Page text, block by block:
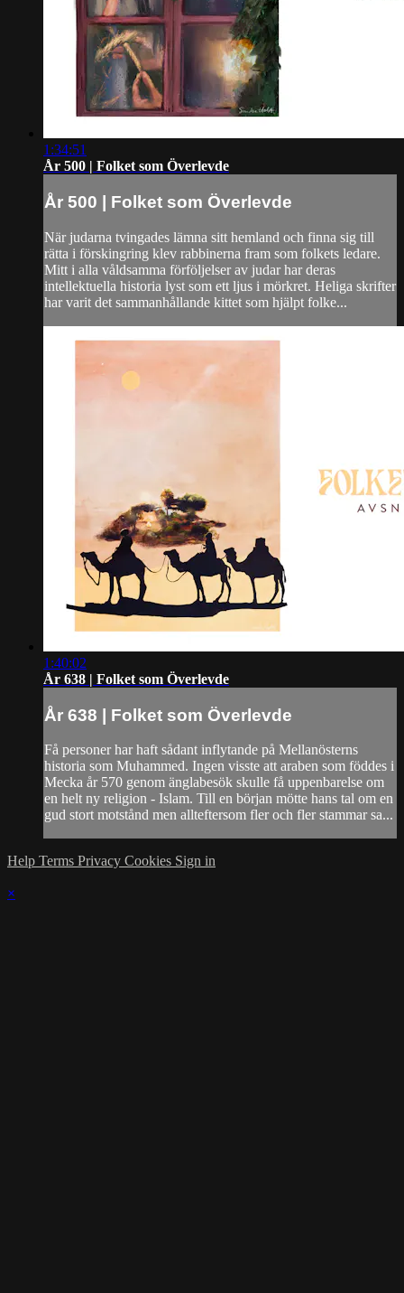
1:34:51
År 500 | Folket som Överlevde
År 500 | Folket som Överlevde
När judarna tvingades lämna sitt hemland och finna sig till
rätta i förskingring klev rabbinerna fram som folkets ledare.
Mitt i alla våldsamma förföljelser av judar har deras
intellektuella historia lyst som ett ljus i mörkret. Heliga skrifter
har varit det sammanhållande kittet som hjälpt folke...
1:40:02
År 638 | Folket som Överlevde
År 638 | Folket som Överlevde
Få personer har haft sådant inflytande på Mellanösterns
historia som Muhammed. Ingen visste att araben som föddes i
Mecka år 570 genom änglabesök skulle få uppenbarelse om
en helt ny religion - Islam. Till en början mötte hans tal om en
gud stort motstånd men allteftersom fler och fler stammar sa...
Help Terms Privacy Cookies Sign in
×